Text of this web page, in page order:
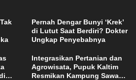
Pernah Dengar Bunyi ‘Krek’
di Lutut Saat Berdiri? Dokter
Ungkap Penyebabnya
Integrasikan Pertanian dan
Agrowisata, Pupuk Kaltim
Resmikan Kampung Sawah